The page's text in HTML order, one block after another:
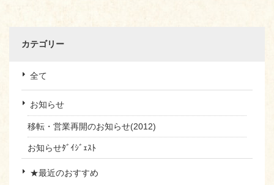
カテゴリー
全て
お知らせ
移転・営業再開のお知らせ(2012)
お知らせﾀﾞｲｼﾞｪｽﾄ
★最近のおすすめ